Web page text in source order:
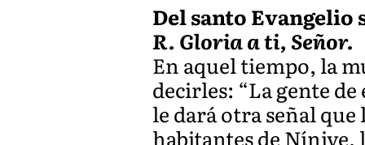
Del santo Evangelio
R. Gloria a ti, Señor.
En aquel tiempo, la
decirles: “La gente
le dará otra señal que
habitantes de Nínive,